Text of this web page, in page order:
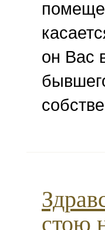
он Вас
стою